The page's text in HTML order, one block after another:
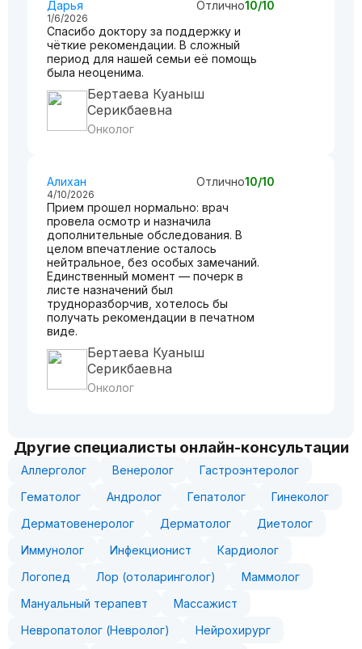
Дарья Отлично10/10
1/6/2026
Спасибо доктору за поддержку и
чёткие рекомендации. В сложный
период для нашей семьи её помощь
была неоценима.
Бертаева Куаныш
Серикбаевна
Онколог
Алихан Отлично10/10
4/10/2026
Прием прошел нормально: врач
провела осмотр и назначила
дополнительные обследования. В
целом впечатление осталось
нейтральное, без особых замечаний.
Единственный момент — почерк в
листе назначений был
трудноразборчив, хотелось бы
получать рекомендации в печатном
виде.
Бертаева Куаныш
Серикбаевна
Онколог
Другие специалисты онлайн-консультации
Аллерголог Венеролог
Гастроэнтеролог
Гематолог
Андролог Гепатолог
Гинеколог
Дерматовенеролог
Дерматолог
Диетолог
Иммунолог
Инфекционист
Кардиолог
Логопед
Лор (отоларинголог)
Маммолог
Мануальный терапевт
Массажист
Невропатолог (Невролог)
Нейрохирург